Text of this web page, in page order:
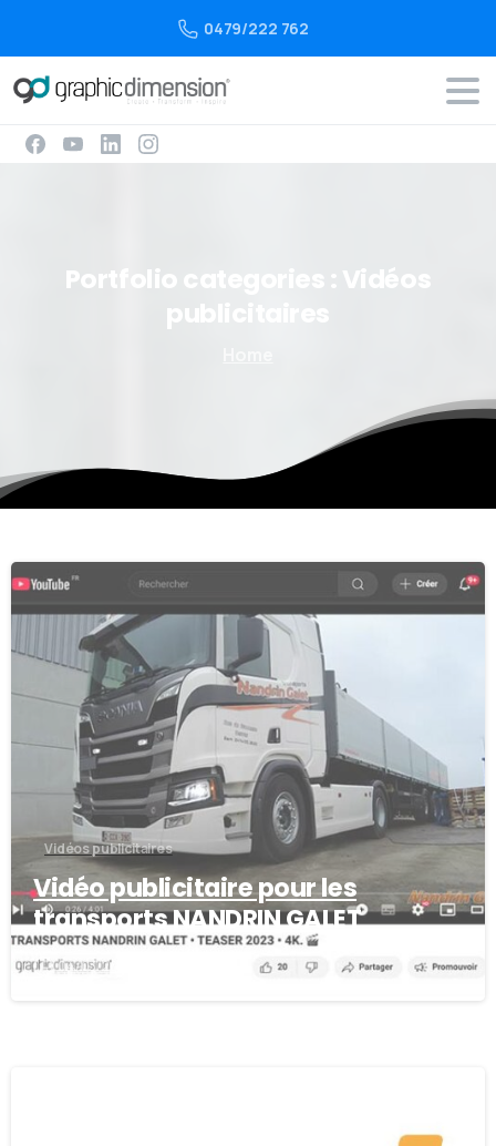
0479/222 762
Portfolio
publicitaires
Vidéos publicitaires
Vidéo publicitaire pour les
transports NANDRIN GALET
04/03/2025